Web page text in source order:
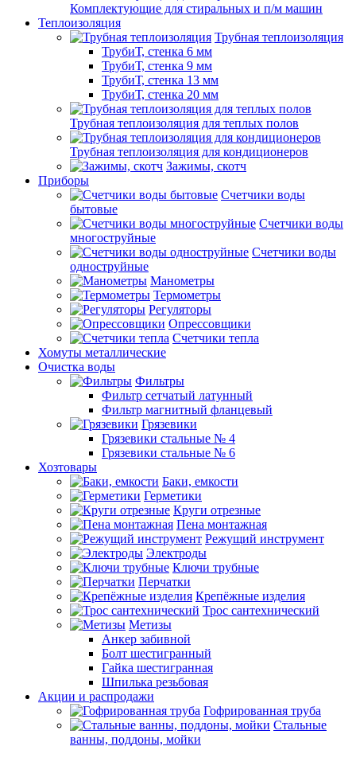
Комплектующие для стиральных и п/м машин
Теплоизоляция
Трубная теплоизоляция
ТрубиТ, стенка 6 мм
ТрубиТ, стенка 9 мм
ТрубиТ, стенка 13 мм
ТрубиТ, стенка 20 мм
Трубная теплоизоляция для теплых полов
Трубная теплоизоляция для кондиционеров
Зажимы, скотч
Приборы
Счетчики воды
бытовые
Счетчики воды
многоструйные
Счетчики воды
одноструйные
Манометры
Термометры
Регуляторы
Опрессовщики
Счетчики тепла
Хомуты металлические
Очистка воды
Фильтры
Фильтр сетчатый латунный
Фильтр магнитный фланцевый
Грязевики
Грязевики стальные № 4
Грязевики стальные № 6
Хозтовары
Баки, емкости
Герметики
Круги отрезные
Пена монтажная
Режущий инструмент
Электроды
Ключи трубные
Перчатки
Крепёжные изделия
Трос сантехнический
Метизы
Анкер забивной
Болт шестигранный
Гайка шестигранная
Шпилька резьбовая
Акции и распродажи
Гофрированная труба
Стальные
ванны, поддоны, мойки